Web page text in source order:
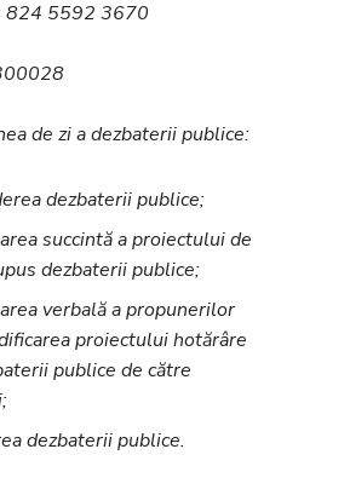
824 5592 3670
zi a dezbaterii publice:
dezbaterii publice;
succintă a proiectului de
dezbaterii publice;
verbală a propunerilor
proiectului hotărâre
publice de către
dezbaterii publice.